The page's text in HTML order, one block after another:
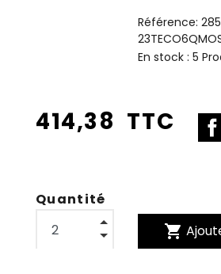
Référence:
En stock :5
414,38 TTC
Quantité
shopping_cart